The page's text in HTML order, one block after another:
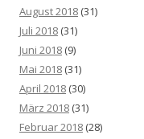
August 2018 (31)
Juli 2018 (31)
Juni 2018 (9)
Mai 2018 (31)
April 2018 (30)
März 2018 (31)
Februar 2018 (28)